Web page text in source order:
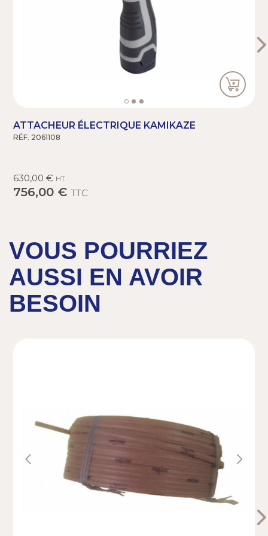
ATTACHEUR ÉLECTRIQUE KAMIKAZE
RÉF. 2061108
630,00 € HT
756,00 € TTC
VOUS POURRIEZ
AUSSI EN AVOIR
BESOIN